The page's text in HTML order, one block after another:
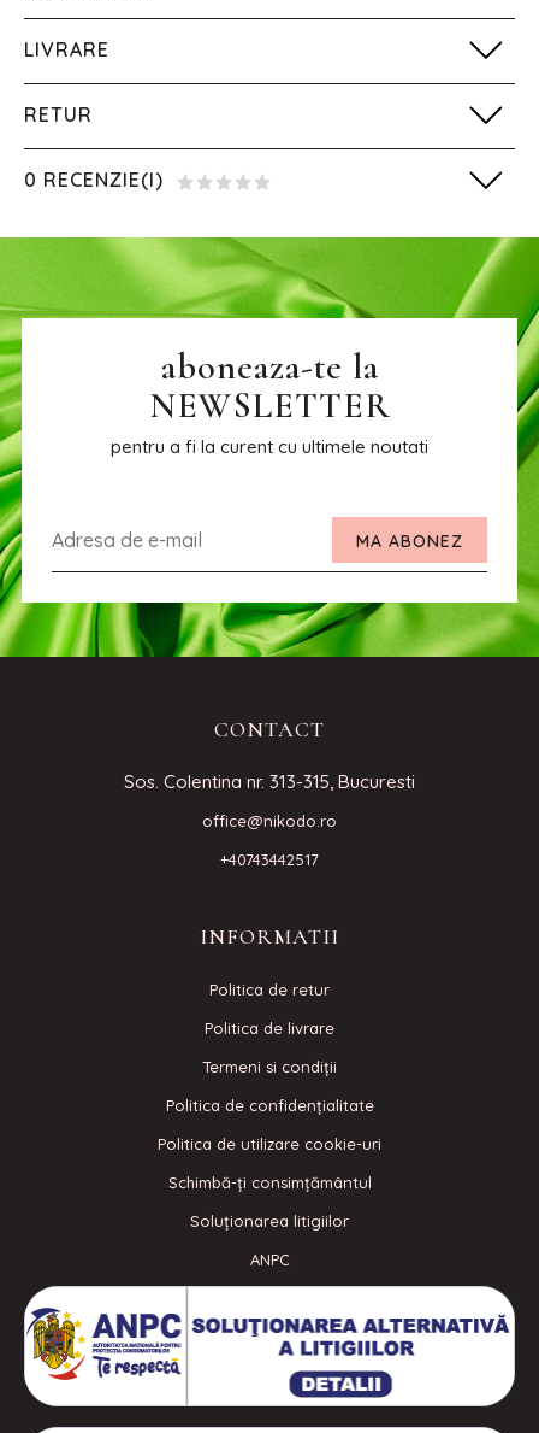
LIVRARE
RETUR
0 RECENZIE(I)
aboneaza-te la
NEWSLETTER
pentru a fi la curent cu ultimele noutati
MA ABONEZ
CONTACT
Sos. Colentina nr. 313-315, Bucuresti
office@nikodo.ro
+40743442517
INFORMATII
Politica de retur
Politica de livrare
Termeni si condiţii
Politica de confidenţialitate
Politica de utilizare cookie-uri
Schimbă-ți consimțământul
Soluționarea litigiilor
ANPC